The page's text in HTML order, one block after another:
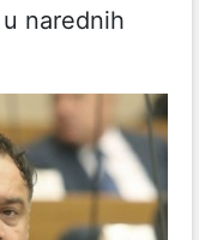
narednih